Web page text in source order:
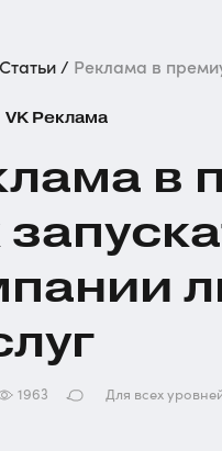
Статьи Реклама в
VK Реклама
в
1963 Для всех